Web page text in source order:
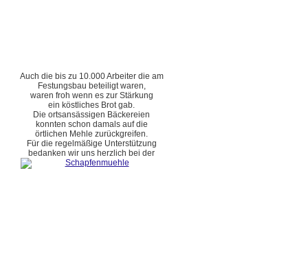
Auch die bis zu 10.000 Arbeiter die am
Festungsbau beteiligt waren,
waren froh wenn es zur Stärkung
ein köstliches Brot gab.
Die ortsansässigen Bäckereien
konnten schon damals auf die
örtlichen Mehle zurückgreifen.
Für die regelmäßige Unterstützung
bedanken wir uns herzlich bei der